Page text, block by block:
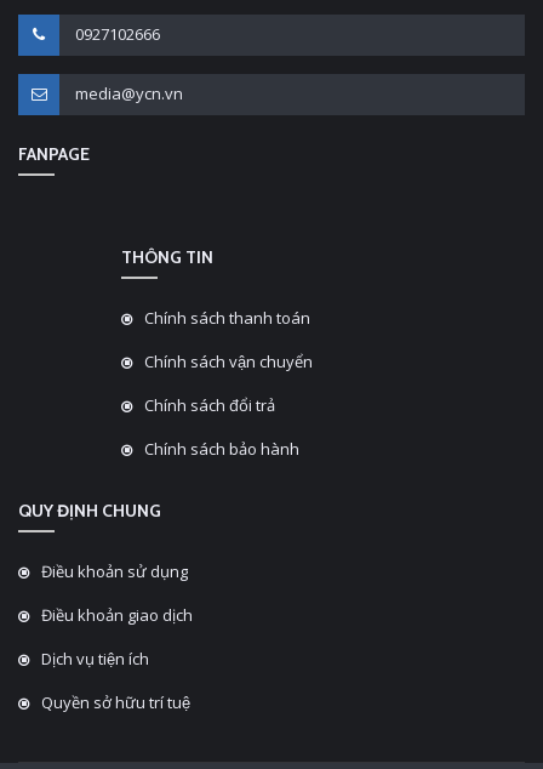
0927102666
media@ycn.vn
FANPAGE
THÔNG TIN
Chính sách thanh toán
Chính sách vận chuyển
Chính sách đổi trả
Chính sách bảo hành
QUY ĐỊNH CHUNG
Điều khoản sử dụng
Điều khoản giao dịch
Dịch vụ tiện ích
Quyền sở hữu trí tuệ